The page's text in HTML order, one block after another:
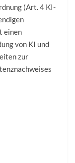
(Art. 4 KI-
einen
von KI und
zur